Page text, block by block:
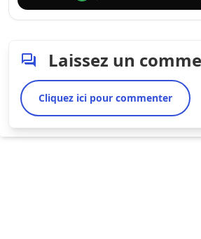
Laissez un
Cliquez ici pour commenter